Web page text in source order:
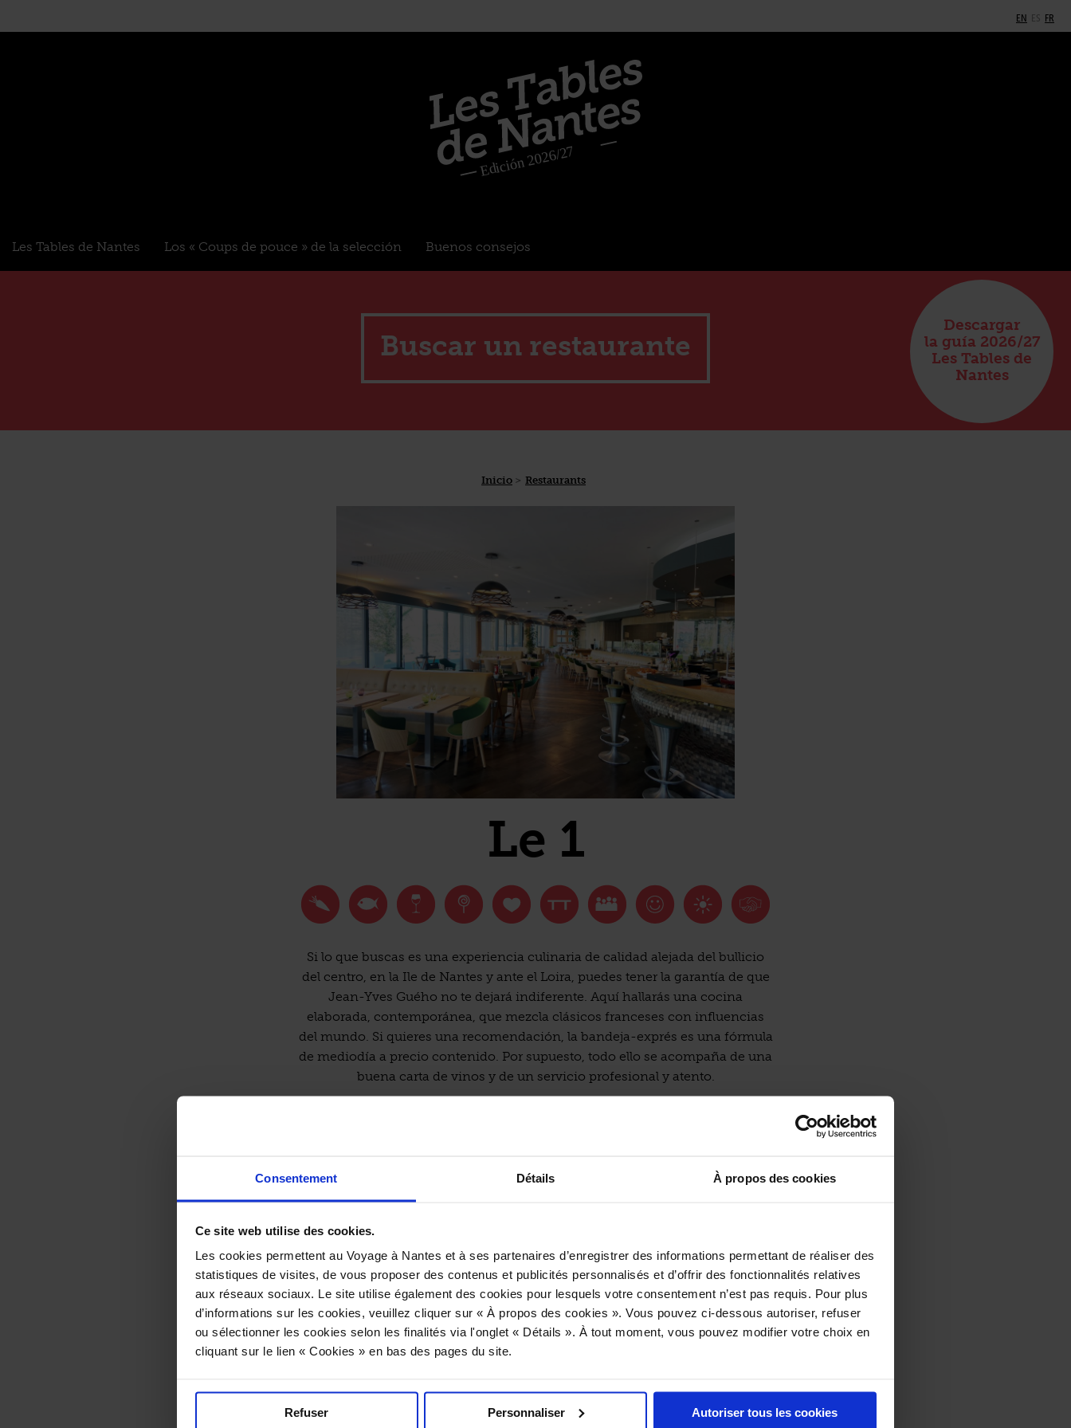
Consentement Détails À propos des cookies
Ce site web utilise des cookies.
Les cookies permettent au Voyage à Nantes et à ses partenaires d’enregistrer des informations permettant de réaliser des
statistiques de visites, de vous proposer des contenus et publicités personnalisés et d’offrir des fonctionnalités relatives
aux réseaux sociaux. Le site utilise également des cookies pour lesquels votre consentement n’est pas requis. Pour plus
d’informations sur les cookies, veuillez cliquer sur « À propos des cookies ». Vous pouvez ci-dessous autoriser, refuser
ou sélectionner les cookies selon les finalités via l'onglet « Détails ». À tout moment, vous pouvez modifier votre choix en
cliquant sur le lien « Cookies » en bas des pages du site.
Refuser Personnaliser Autoriser tous les cookies
EN ES FR
Les Tables de Nantes Los « Coups de pouce » de la selección Buenos consejos
Buscar un restaurante
Descargar
la guía 2026/27
Les Tables de
Nantes
Inicio Restaurants
Le 1
Si lo que buscas es una experiencia culinaria de calidad alejada del bullicio
del centro, en la Ile de Nantes y ante el Loira, puedes tener la garantía de que
Jean-Yves Guého no te dejará indiferente. Aquí hallarás una cocina
elaborada, contemporánea, que mezcla clásicos franceses con influencias
del mundo. Si quieres una recomendación, la bandeja-exprés es una fórmula
de mediodía a precio contenido. Por supuesto, todo ello se acompaña de una
buena carta de vinos y de un servicio profesional y atento.
Bacalao en costra de chorizo con puré de patatas a las hierbas
Patatas de Vertou a la manera tatin con crema a la vainilla
Información práctica:
Almuerzo:MT WTFSS / €17€/€35€
Cena:MT WTFSS/ €/€
Precio de los platos principales (min-max):€19€/€27€